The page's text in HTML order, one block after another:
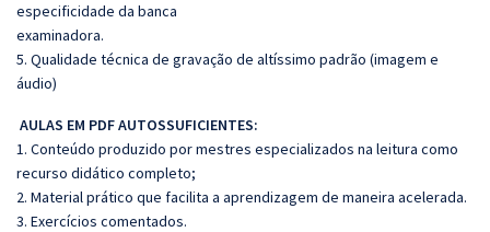
especificidade da banca
examinadora.
5. Qualidade técnica de gravação de altíssimo padrão (imagem e
áudio)
AULAS EM PDF AUTOSSUFICIENTES:
1. Conteúdo produzido por mestres especializados na leitura como
recurso didático completo;
2. Material prático que facilita a aprendizagem de maneira acelerada.
3. Exercícios comentados.